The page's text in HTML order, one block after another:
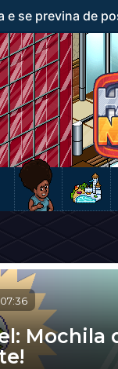
e se previna de
07:36
Mochila